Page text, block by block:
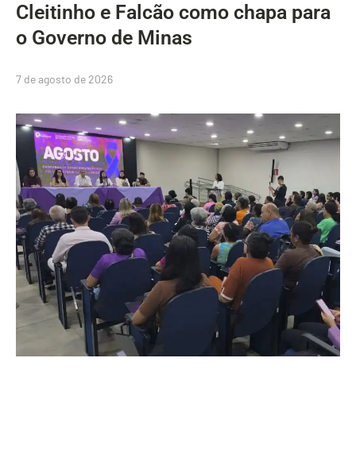
Cleitinho e Falcão como chapa para
o Governo de Minas
7 de agosto de 2026